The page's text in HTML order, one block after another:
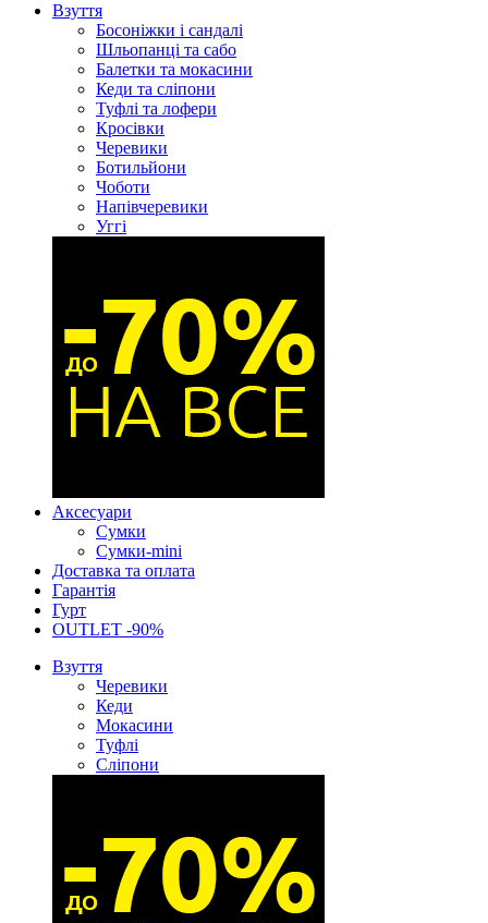
Взуття
Босоніжки і сандалі
Шльопанці та сабо
Балетки та мокасини
Кеди та сліпони
Туфлі та лофери
Кросівки
Черевики
Ботильйони
Чоботи
Напівчеревики
Уггі
Аксесуари
Сумки
Сумки-mini
Доставка та оплата
Гарантія
Гурт
OUTLET -90%
Взуття
Черевики
Кеди
Мокасини
Туфлі
Сліпони